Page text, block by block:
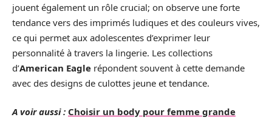
jouent également un rôle crucial; on observe une forte
tendance vers des imprimés ludiques et des couleurs vives,
ce qui permet aux adolescentes d’exprimer leur
personnalité à travers la lingerie. Les collections
d’American Eagle répondent souvent à cette demande
avec des designs de culottes jeune et tendance.
A voir aussi : Choisir un body pour femme grande